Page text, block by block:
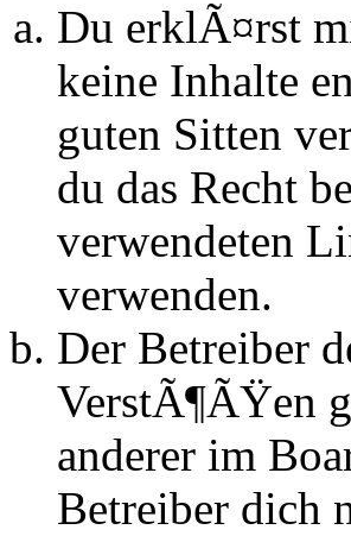
Du erklÃ¤rst
keine Inhalte
guten Sitten
du das Recht
verwendeten
verwenden.
Der Betreiber
VerstÃ¶ÃŸen
anderer im
Betreiber dich